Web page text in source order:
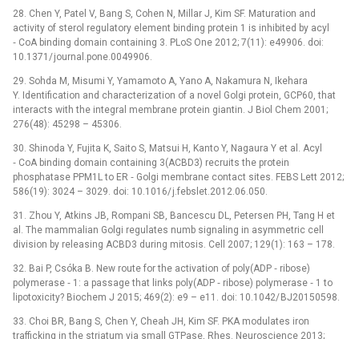
28. Chen Y, Patel V, Bang S, Cohen N, Millar J, Kim SF. Maturation and
activity of sterol regulatory element binding protein 1 is inhibited by acyl
‑⁠ CoA binding domain containing 3. PLoS One 2012; 7(11): e49906. doi:
10.1371/ journal.pone.0049906.
29. Sohda M, Misumi Y, Yamamoto A, Yano A, Nakamura N, Ikehara
Y. Identification and characterization of a novel Golgi protein, GCP60, that
interacts with the integral membrane protein giantin. J Biol Chem 2001;
276(48): 45298 –⁠ 45306.
30. Shinoda Y, Fujita K, Saito S, Matsui H, Kanto Y, Nagaura Y et al. Acyl
‑⁠ CoA binding domain containing 3(ACBD3) recruits the protein
phosphatase PPM1L to ER ‑⁠ Golgi membrane contact sites. FEBS Lett 2012;
586(19): 3024 –⁠ 3029. doi: 10.1016/ j.febslet.2012.06.050.
31. Zhou Y, Atkins JB, Rompani SB, Bancescu DL, Petersen PH, Tang H et
al. The mammalian Golgi regulates numb signaling in asymmetric cell
division by releasing ACBD3 during mitosis. Cell 2007; 129(1): 163 –⁠ 178.
32. Bai P, Csóka B. New route for the activation of poly(ADP ‑⁠ ribose)
polymerase ‑⁠ 1: a passage that links poly(ADP ‑⁠ ribose) polymerase ‑⁠ 1 to
lipotoxicity? Biochem J 2015; 469(2): e9 –⁠ e11. doi: 10.1042/ BJ20150598.
33. Choi BR, Bang S, Chen Y, Cheah JH, Kim SF. PKA modulates iron
trafficking in the striatum via small GTPase, Rhes. Neuroscience 2013;